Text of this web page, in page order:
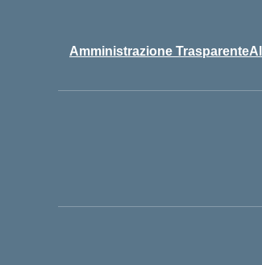
Amministrazione Trasparente